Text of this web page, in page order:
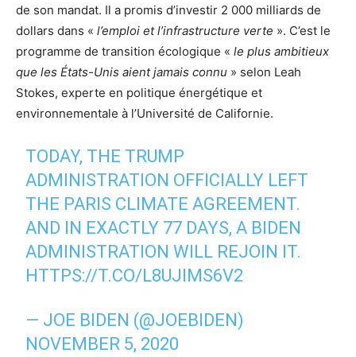
de son mandat. Il a promis d’investir 2 000 milliards de
dollars dans « l’emploi et l’infrastructure verte ». C’est le
programme de transition écologique « le plus ambitieux
que les États-Unis aient jamais connu » selon Leah
Stokes, experte en politique énergétique et
environnementale à l’Université de Californie.
TODAY, THE TRUMP
ADMINISTRATION OFFICIALLY LEFT
THE PARIS CLIMATE AGREEMENT.
AND IN EXACTLY 77 DAYS, A BIDEN
ADMINISTRATION WILL REJOIN IT.
HTTPS://T.CO/L8UJIMS6V2
— JOE BIDEN (@JOEBIDEN)
NOVEMBER 5, 2020